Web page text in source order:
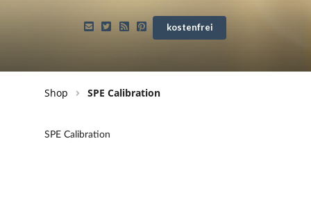
kostenfrei
Shop SPE Calibration